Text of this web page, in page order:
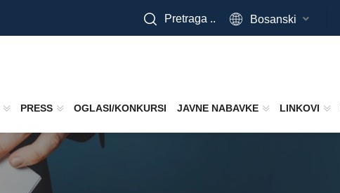
Pretraga .. Bosanski
PRESS OGLASI/KONKURSI JAVNE NABAVKE LINKOVI